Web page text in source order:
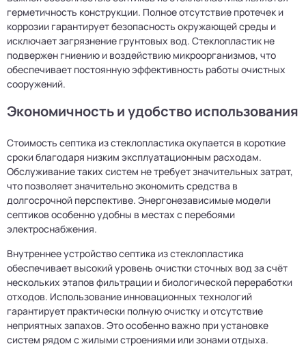
герметичность конструкции. Полное отсутствие протечек и
коррозии гарантирует безопасность окружающей среды и
исключает загрязнение грунтовых вод. Стеклопластик не
подвержен гниению и воздействию микроорганизмов, что
обеспечивает постоянную эффективность работы очистных
сооружений.
Экономичность и удобство использования
Стоимость септика из стеклопластика окупается в короткие
сроки благодаря низким эксплуатационным расходам.
Обслуживание таких систем не требует значительных затрат,
что позволяет значительно экономить средства в
долгосрочной перспективе. Энергонезависимые модели
септиков особенно удобны в местах с перебоями
электроснабжения.
Внутреннее устройство септика из стеклопластика
обеспечивает высокий уровень очистки сточных вод за счёт
нескольких этапов фильтрации и биологической переработки
отходов. Использование инновационных технологий
гарантирует практически полную очистку и отсутствие
неприятных запахов. Это особенно важно при установке
систем рядом с жилыми строениями или зонами отдыха.